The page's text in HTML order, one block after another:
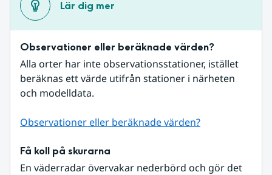
Lär dig mer
Observationer eller beräknade värden?
Alla orter har inte observationsstationer, istället
beräknas ett värde utifrån stationer i närheten
och modelldata.
Observationer eller beräknade värden?
Få koll på skurarna
En väderradar övervakar nederbörd och gör det